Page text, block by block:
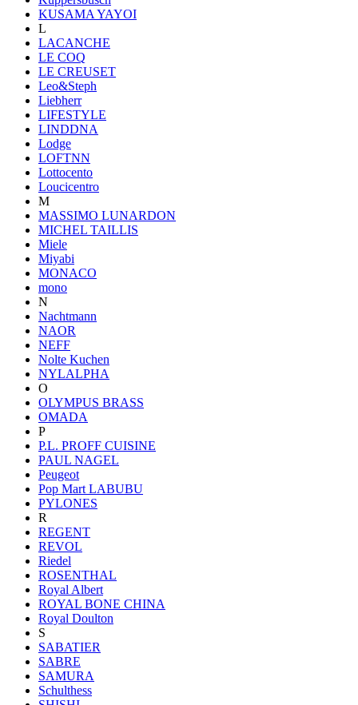
KUSAMA YAYOI
L
LACANCHE
LE COQ
LE CREUSET
Leo&Steph
Liebherr
LIFESTYLE
LINDDNA
Lodge
LOFTNN
Lottocento
Loucicentro
M
MASSIMO LUNARDON
MICHEL TAILLIS
Miele
Miyabi
MONACO
mono
N
Nachtmann
NAOR
NEFF
Nolte Kuchen
NYLALPHA
O
OLYMPUS BRASS
OMADA
P
P.L. PROFF CUISINE
PAUL NAGEL
Peugeot
Pop Mart LABUBU
PYLONES
R
REGENT
REVOL
Riedel
ROSENTHAL
Royal Albert
ROYAL BONE CHINA
Royal Doulton
S
SABATIER
SABRE
SAMURA
Schulthess